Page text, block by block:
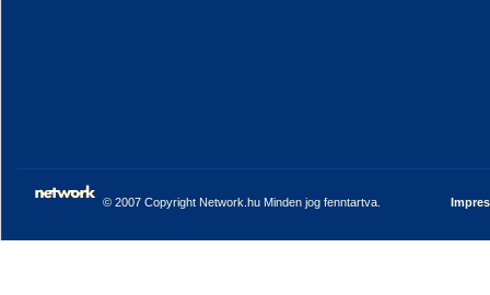
© 2007 Copyright Network.hu Minden jog fenntartva.